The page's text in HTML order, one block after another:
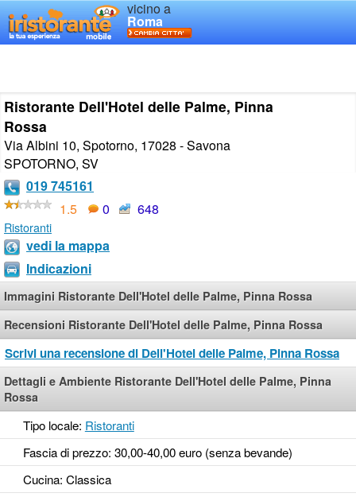
vicino a
Roma
Ristorante Dell'Hotel delle Palme, Pinna
Rossa
Via Albini 10, Spotorno, 17028 - Savona
SPOTORNO, SV
019 745161
1.5
0 648
Ristoranti
vedi la mappa
Indicazioni
Immagini Ristorante Dell'Hotel delle Palme, Pinna Rossa
Recensioni Ristorante Dell'Hotel delle Palme, Pinna Rossa
Scrivi una recensione di Dell'Hotel delle Palme, Pinna Rossa
Dettagli e Ambiente Ristorante Dell'Hotel delle Palme, Pinna
Rossa
Tipo locale: Ristoranti
Fascia di prezzo: 30,00-40,00 euro (senza bevande)
Cucina: Classica